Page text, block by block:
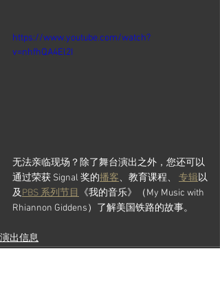
https://www.youtube.com/watch?
v=nhfhQA4El2I
无法亲临现场？除了舞台演出之外，您还可以
通过荣获 Signal 奖的播客、教育课程、 专辑以
及PBS 系列节目
《我的音乐》（My Music with
Rhiannon Giddens）了解美国铁路的故事。
演出信息